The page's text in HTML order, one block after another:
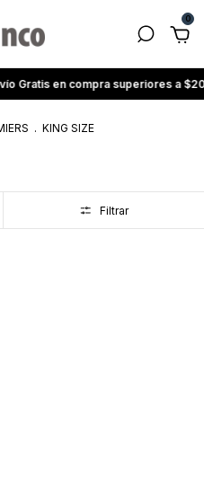
0
Gratis en compra superiores a
. KING SIZE
Filtrar